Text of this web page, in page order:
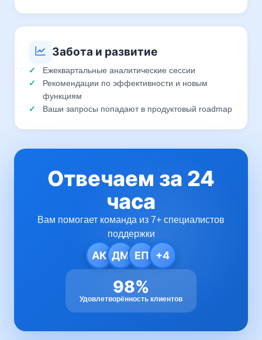
Забота и развитие
Ежеквартальные аналитические сессии
Рекомендации по эффективности и новым
функциям
Ваши запросы попадают в продуктовый roadmap
Отвечаем за 24
часа
Вам помогает команда из 7+ специалистов
поддержки
АК ДМ ЕП +4
98%
Удовлетворённость клиентов